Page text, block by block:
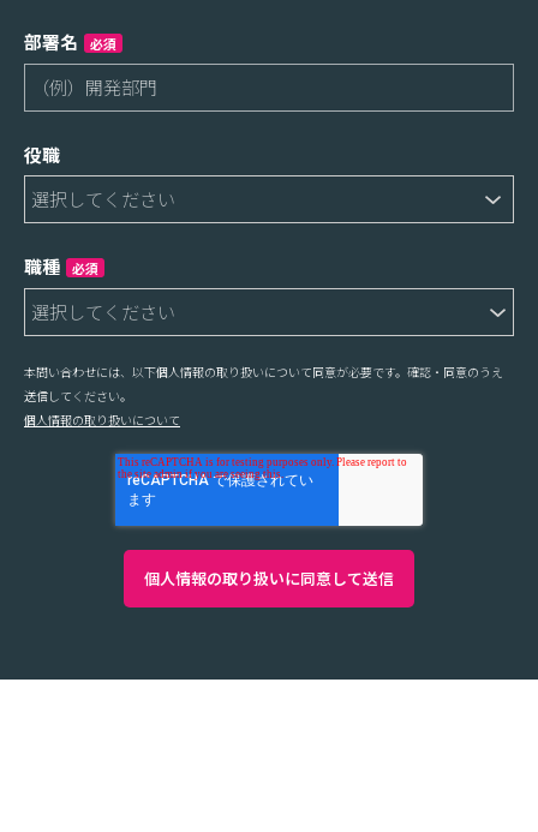
部署名 必須
役職
職種 必須
本問い合わせには、以下個人情報の取り扱いについて同意が必要です。確認・同意のうえ
送信してください。
個人情報の取り扱いについて